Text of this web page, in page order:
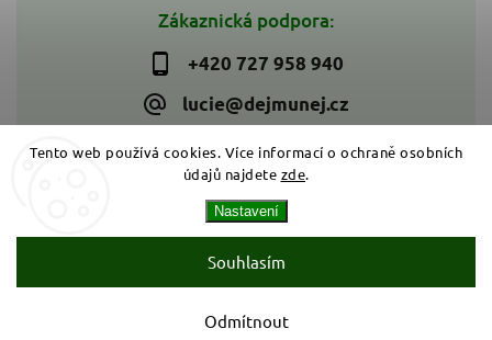
Tento web používá cookies. Více informací o ochraně osobních
údajů najdete zde.
Nastavení
Odmítnout
Souhlasím
Zákaznická podpora:
+420 727 958 940
lucie@dejmunej.cz
Dejmunej.cz. Všechna práva vyhrazena.
Upravit nastavení cookies
Shoptet | Design